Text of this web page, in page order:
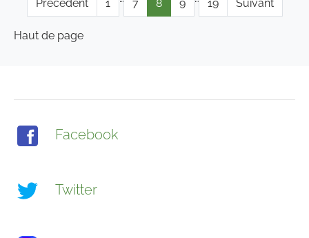
Précédent 1 7 8 9 19 Suivant
Haut de page
Facebook
Twitter